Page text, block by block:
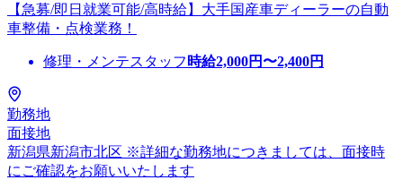
【急募/即日就業可能/高時給】大手国産車ディーラーの自動
車整備・点検業務！
修理・メンテスタッフ 時給2,000円〜2,400円
勤務地
面接地
新潟県新潟市北区 ※詳細な勤務地につきましては、面接時
にご確認をお願いいたします